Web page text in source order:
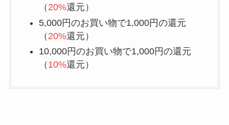
（ 20%還元）
5,000円のお買い物で1,000円の還元
（ 20%還元）
10,000円のお買い物で1,000円の還元
（ 10%還元）